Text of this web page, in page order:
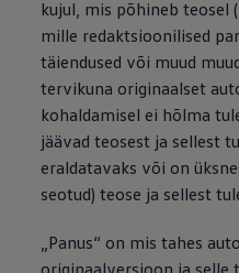
kujul, mis põhineb teosel
mille redaktsioonilised
täiendused või muud
tervikuna originaalset
kohaldamisel ei hõlma
jäävad teosest ja sellest
eraldatavaks või on
seotud) teose ja sellest
„Panus“ on mis tahes
originaalversioon ja selle